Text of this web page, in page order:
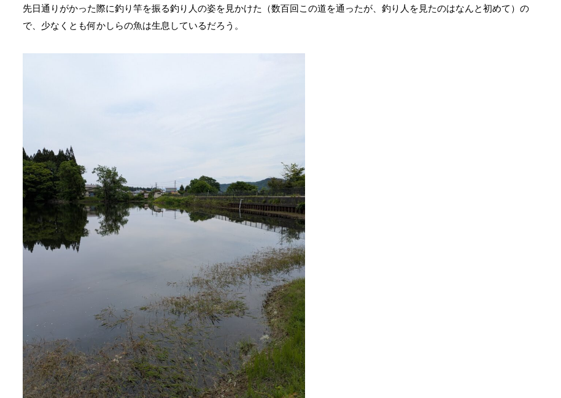
先日通りがかった際に釣り竿を振る釣り人の姿を見かけた（数百回この道を通ったが、釣り人を見たのはなんと初めて）の
で、少なくとも何かしらの魚は生息しているだろう。